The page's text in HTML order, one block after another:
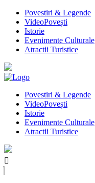
Povestiri & Legende
VideoPovești
Istorie
Evenimente Culturale
Atractii Turistice
Povestiri & Legende
VideoPovești
Istorie
Evenimente Culturale
Atractii Turistice